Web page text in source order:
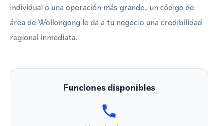
individual o una operación más grande, un código de
área de Wollongong le da a tu negocio una credibilidad
regional inmediata.
Funciones disponibles